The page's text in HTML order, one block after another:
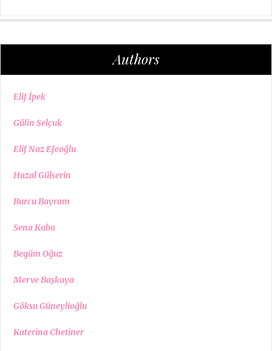
Authors
Elif İpek
Gülin Selçuk
Elif Naz Efeoğlu
Hazal Gülserin
Burcu Bayram
Sena Kaba
Begüm Oğuz
Merve Başkaya
Göksu Güneylioğlu
Katerina Chetiner